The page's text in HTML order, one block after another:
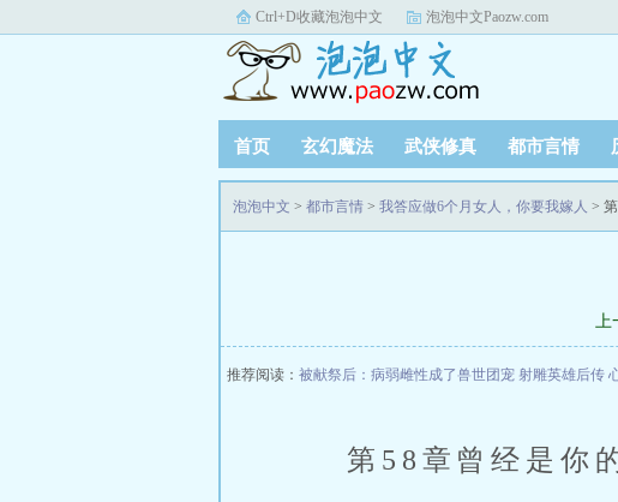
Ctrl+D收藏泡泡中文 泡泡中文Paozw.com
首页 玄幻魔法 武侠修真 都市言情
泡泡中文 > 都市言情 > 我答应做6个月女人，你要我嫁人 >
上
推荐阅读： 被献祭后：病弱雌性成了兽世团宠 射雕英雄后传
第58章曾经是你